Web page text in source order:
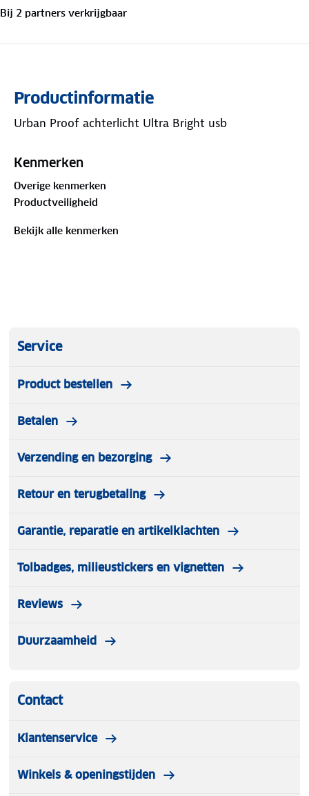
Bij 2 partners verkrijgbaar
Productinformatie
Urban Proof achterlicht Ultra Bright usb
Kenmerken
Overige kenmerken
Productveiligheid
Bekijk alle kenmerken
Service
Product bestellen
Betalen
Verzending en bezorging
Retour en terugbetaling
Garantie, reparatie en artikelklachten
Tolbadges, milieustickers en vignetten
Reviews
Duurzaamheid
Contact
Klantenservice
Winkels & openingstijden